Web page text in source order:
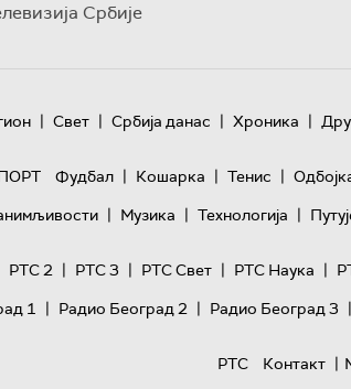
Србије
| Свет | Србија данас | Хроника |
Фудбал | Кошарка | Тенис |
| Музика | Технологијa |
РТС 2 | РТС 3 | РТС Свет | РТС Наука |
1 | Радио Београд 2 | Радио Београд 3 |
РТС
Контакт |